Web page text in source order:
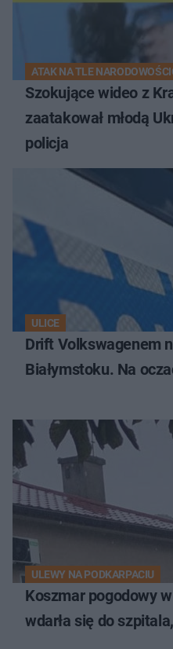
ATAK NA TLE
Szokujące wideo z
zaatakował młodą
policja
ULICE
Drift Volkswagenem
Białymstoku. Na
ULEWY NA PODKARPACIU
Koszmar pogodowy
wdarła się do